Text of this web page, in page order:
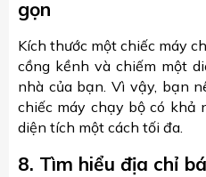
gọn
Kích thước một chiếc máy
cồng kềnh và chiếm một
nhà của bạn. Vì vậy, bạn
chiếc máy chạy bộ có khả
diện tích một cách tối đa.
8. Tìm hiểu địa chỉ